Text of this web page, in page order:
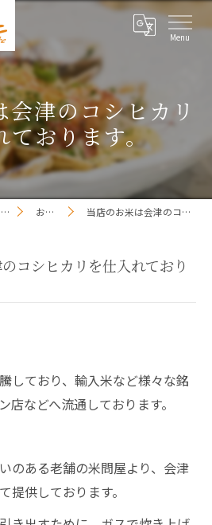
津のコシヒカリ
ております。
埼玉県川口市のレストランならレストラン ル・マルシェ お知らせ一覧 当店のお米は会津のコシヒカリを仕入れております。
コシヒカリを仕入れており
しており、輸入米など様々な銘
店などへ流通しております。
のある老舗の米問屋より、会津
提供しております。